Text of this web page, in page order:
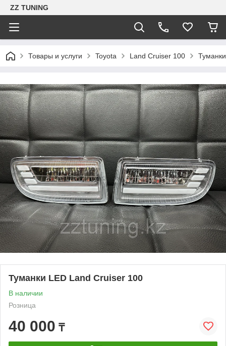
ZZ TUNING
Товары и услуги Toyota Land Cruiser 100
Туманки LED Land Cruiser 100
В наличии
Розница
40 000 ₸